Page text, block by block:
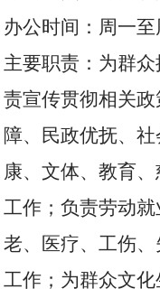
办公时间：周一
主要职责：为群
责宣传贯彻相关
障、民政优抚、
康、文体、教育
工作；负责劳动
老、医疗、工伤
工作；为群众文